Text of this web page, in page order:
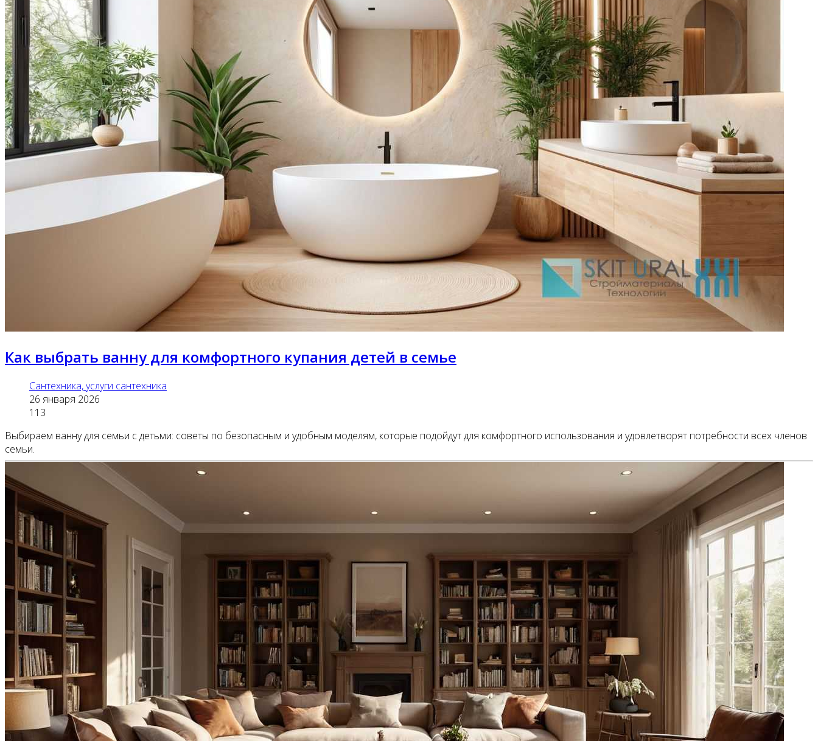
Как выбрать ванну для комфортного купания детей в семье
Сантехника, услуги сантехника
26 января 2026
113
Выбираем ванну для семьи с детьми: советы по безопасным и удобным моделям, которые подойдут для комфортного использования и удовлетворят потребности всех членов
семьи.